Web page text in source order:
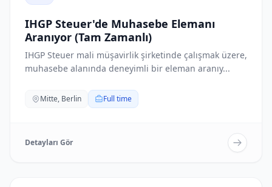
IHGP Steuer'de Muhasebe Elemanı
Aranıyor (Tam Zamanlı)
IHGP Steuer mali müşavirlik şirketinde çalışmak üzere,
muhasebe alanında deneyimli bir eleman aranıy...
Mitte, Berlin Full time
Detayları Gör